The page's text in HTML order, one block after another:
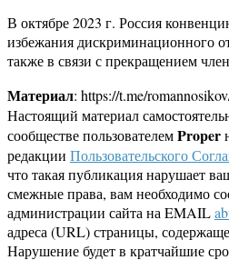
В октябре 2023 г. Россия
избежания дискриминационного
также в связи с прекращением
Материал: https://t.me/
Настоящий материал
сообществе пользователемProper
редакции Пользовательского
что такая публикация нарушает
смежные права, вам необходимо
администрации сайта на EMAIL
адреса (URL) страницы,
Нарушение будет в кратчайшие